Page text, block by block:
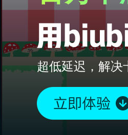
超低延迟，解决